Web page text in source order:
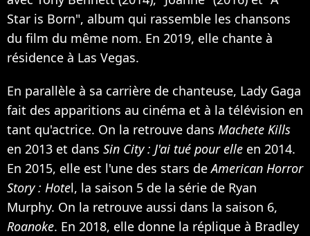
Star is Born", album qui rassemble les chansons
du film du même nom. En 2019, elle chante à
résidence à Las Vegas.
En parallèle à sa carrière de chanteuse, Lady Gaga
fait des apparitions au cinéma et à la télévision en
tant qu'actrice. On la retrouve dans Machete Kills
en 2013 et dans Sin City : J'ai tué pour elle en 2014.
En 2015, elle est l'une des stars deAmerican Horror
Story : Hotel, la saison 5 de la série de Ryan
Murphy. On la retrouve aussi dans la saison 6,
Roanoke. En 2018, elle donne la réplique à Bradley